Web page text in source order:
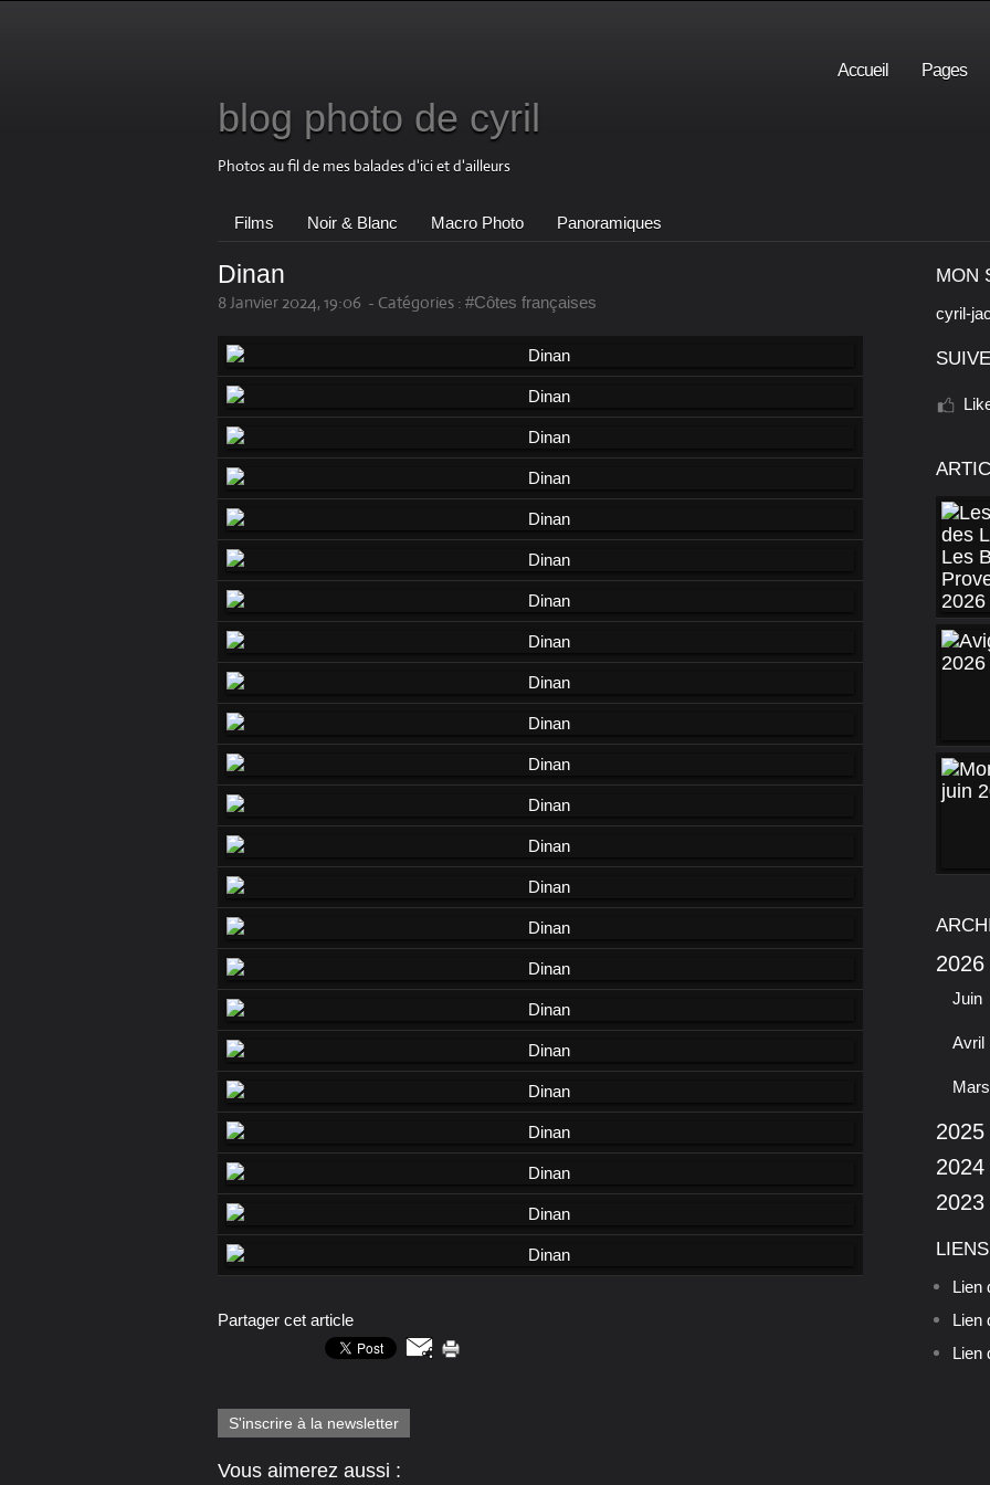
Accueil Pages
blog photo de cyril
Photos au fil de mes balades d'ici et d'ailleurs
Films Noir & Blanc Macro Photo Panoramiques
Dinan
8 Janvier 2024, 19:06 - Catégories : #Côtes françaises
Partager cet article
S'inscrire à la newsletter
Vous aimerez aussi :
MON
cyril-
2026
Juin
Avril
Mars
2025
2024
2023
LIENS
Lien
Lien
Lien